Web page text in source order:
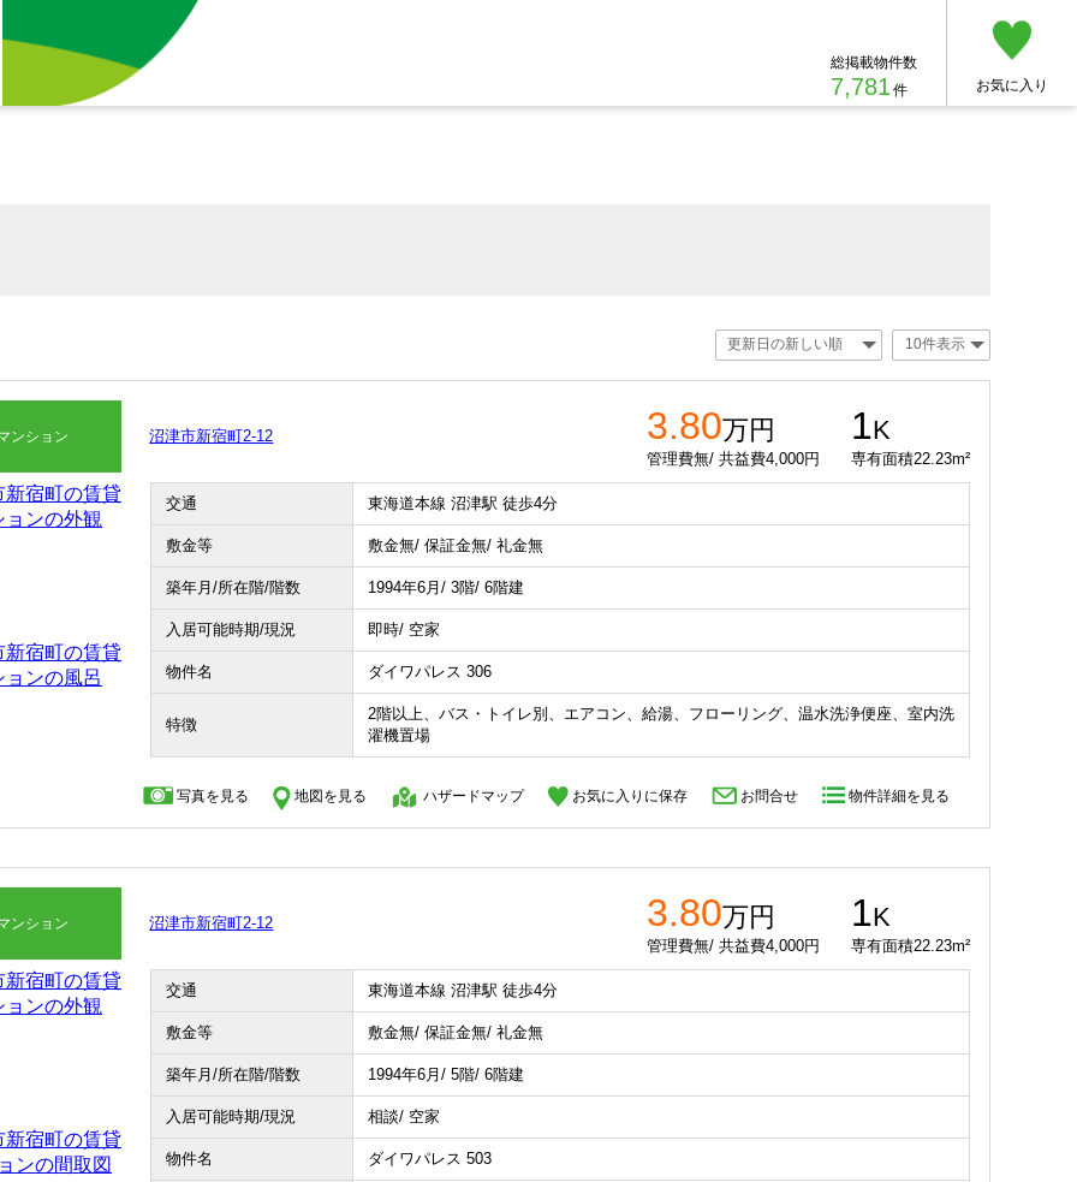
総掲載物件数
7,781 件 お気に入り
ンション 沼津市新宿町2-12 3.80万円
管理費無/ 共益費4,000円
1K
専有面積22.23m²
交通 東海道本線 沼津駅 徒歩4分
敷金等 敷金無/ 保証金無/ 礼金無
築年月/所在階/階数 1994年6月/ 3階/ 6階建
入居可能時期/現況 即時/ 空家
物件名 ダイワパレス 306
特徴
2階以上、バス・トイレ別、エアコン、給湯、フローリング、温水洗浄便座、室内洗
濯機置場
写真を見る 地図を見る ハザードマップ お気に入りに保存 お問合せ 物件詳細を見る
ンション 沼津市新宿町2-12 3.80万円
管理費無/ 共益費4,000円
1K
専有面積22.23m²
交通 東海道本線 沼津駅 徒歩4分
敷金等 敷金無/ 保証金無/ 礼金無
築年月/所在階/階数 1994年6月/ 5階/ 6階建
入居可能時期/現況 相談/ 空家
物件名 ダイワパレス 503